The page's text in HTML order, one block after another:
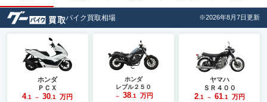
バイク買取相場 ※2026年8月7日更新
ホンダ
ＰＣＸ
4.1 ～ 30 .1 万円
ホンダ
レブル２５０
～ 38.1 万円
ヤマハ
ＳＲ４００
2.1 ～ 61.1 万円